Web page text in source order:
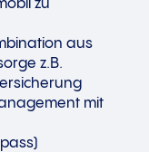
zu
aus
z.B.
mit